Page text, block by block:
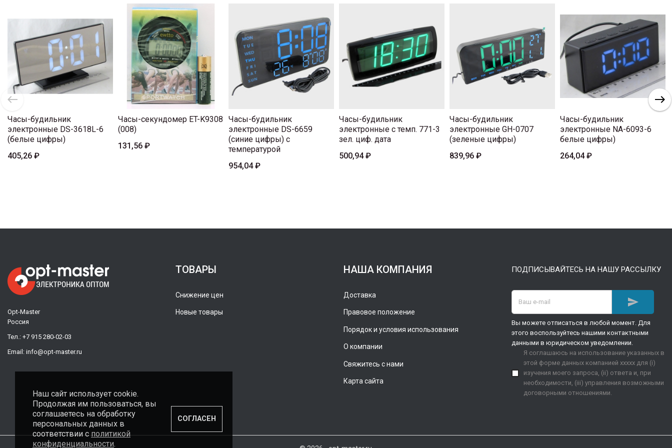
Часы-будильник
электронные DS-3618L-6
(белые цифры)
405,26 ₽
Часы-секундомер ET-K9308
(008)
131,56 ₽
Часы-будильник
электронные DS-6659
(синие цифры) с
температурой
954,04 ₽
Часы-будильник
электронные с темп. 771-3
зел. циф. дата
500,94 ₽
Часы-будильник
электронные GH-0707
(зеленые цифры)
839,96 ₽
Часы-будильник
электронные NA-6093-6
белые цифры)
264,04 ₽
Opt-Master
Россия
Тел.: +7 915 280-02-03
Email: info@opt-master.ru
ТОВАРЫ
Снижение цен
Новые товары
НАША КОМПАНИЯ
Доставка
Правовое положение
Порядок и условия использования
О компании
Свяжитесь с нами
Карта сайта
ПОДПИСЫВАЙТЕСЬ НА НАШУ РАССЫЛКУ

Вы можете отписаться в любой момент. Для
этого воспользуйтесь нашими контактными
данными в юридическом уведомлении.
Я соглашаюсь на использование указанных в
этой форме данных компанией xxxxx для (i)
изучения моего запроса, (ii) ответа и, при
необходимости, (iii) управления возможными
договорными отношениями.
Наш сайт использует cookie.
Продолжая им пользоваться, вы
соглашаетесь на обработку
персональных данных в
соответствии сполитикой
конфиденциальности.
СОГЛАСЕН